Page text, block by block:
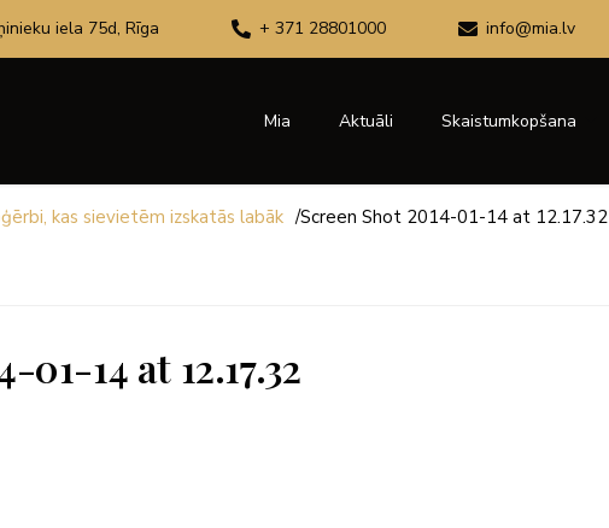
iela 75d, Rīga + 371 28801000 info@mia.lv
Mia Aktuāli Skaistumkopšana
kas sievietēm izskatās labāk /Screen Shot 2014-01-14 at 12.17.32
01-14 at 12.17.32